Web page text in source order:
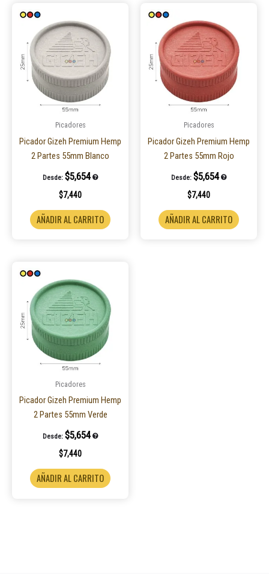
Picadores
Picador Gizeh Premium Hemp
2 Partes 55mm Blanco
Desde: $5,654
$7,440
AÑADIR AL CARRITO
Picadores
Picador Gizeh Premium Hemp
2 Partes 55mm Rojo
Desde: $5,654
$7,440
AÑADIR AL CARRITO
Picadores
Picador Gizeh Premium Hemp
2 Partes 55mm Verde
Desde: $5,654
$7,440
AÑADIR AL CARRITO